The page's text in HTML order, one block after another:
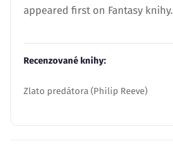
appeared first on Fantasy knihy.
Recenzované knihy:
Zlato predátora (Philip Reeve)